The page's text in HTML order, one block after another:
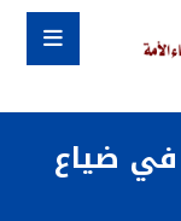
ضياع